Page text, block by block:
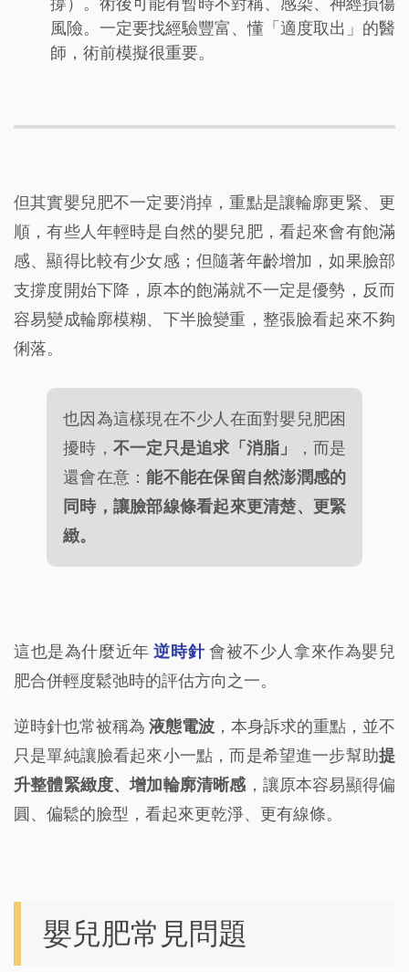
風險。一定要找經驗豐富、懂「適度取出」的醫
師，術前模擬很重要。
但其實嬰兒肥不一定要消掉，重點是讓輪廓更緊、更
順，有些人年輕時是自然的嬰兒肥，看起來會有飽滿
感、顯得比較有少女感；但隨著年齡增加，如果臉部
支撐度開始下降，原本的飽滿就不一定是優勢，反而
容易變成輪廓模糊、下半臉變重，整張臉看起來不夠
俐落。
也因為這樣現在不少人在面對嬰兒肥困
擾時， 不一定只是追求「消脂」
，而是
還會在意：能不能在保留自然澎潤感的
同時，讓臉部線條看起來更清楚、更緊
緻。
這也是為什麼近年逆時針會被不少人拿來作為嬰兒
肥合併輕度鬆弛時的評估方向之一。
逆時針也常被稱為 液態電波 ，本身訴求的重點，並不
只是單純讓臉看起來小一點，而是希望進一步幫助提
升整體緊緻度、增加輪廓清晰感 ，讓原本容易顯得偏
圓、偏鬆的臉型，看起來更乾淨、更有線條。
嬰兒肥常見問題